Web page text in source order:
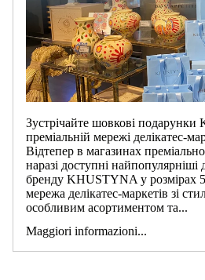
Зустрічайте шовкові
преміальній мережі делікатес-
Відтепер в магазинах
наразі доступні найпопулярніші
бренду KHUSTYNA у
мережа делікатес-маркетів зі
особливим асортиментом та...
Maggiori informazioni...